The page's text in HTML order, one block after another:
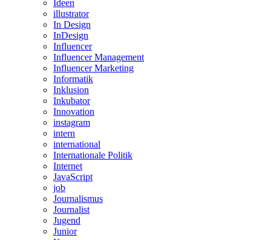
Ideen
illustrator
In Design
InDesign
Influencer
Influencer Management
Influencer Marketing
Informatik
Inklusion
Inkubator
Innovation
instagram
intern
international
Internationale Politik
Internet
JavaScript
job
Journalismus
Journalist
Jugend
Junior